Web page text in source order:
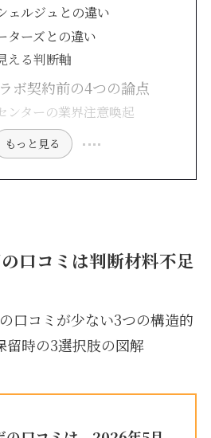
ェルジュとの違い
ターズとの違い
える判断軸
ボ契約前の4つの論点
ンターの業界注意喚起
もっと見る
口コミは判断材料不足